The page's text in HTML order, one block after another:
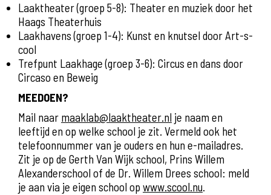
Laaktheater (groep 5-8): Theater en muziek door het
Haags Theaterhuis
Laakhavens (groep 1-4): Kunst en knutsel door Art-s-
cool
Trefpunt Laakhage (groep 3-6): Circus en dans door
Circaso en Beweig
MEEDOEN?
Mail naar maaklab@laaktheater.nl je naam en
leeftijd en op welke school je zit. Vermeld ook het
telefoonnummer van je ouders en hun e-mailadres.
Zit je op de Gerth Van Wijk school, Prins Willem
Alexanderschool of de Dr. Willem Drees school: meld
je aan via je eigen school op www.scool.nu.